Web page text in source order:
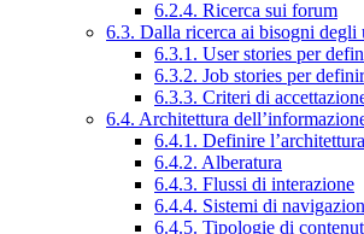
6.2.4. Ricerca sui forum
6.3. Dalla ricerca ai bisogni degli
6.3.1. User stories per
6.3.2. Job stories per
6.3.3. Criteri di
6.4. Architettura
6.4.1. Definire
6.4.2. Alberatura
6.4.3. Flussi di interazione
6.4.4. Sistemi di
6.4.5. Tipologie di